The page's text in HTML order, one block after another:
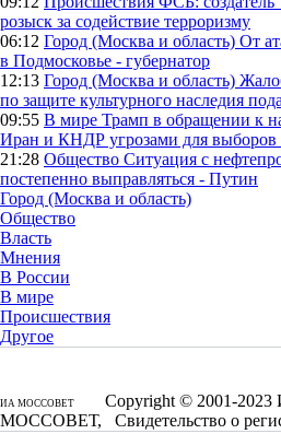
розыск за содействие терроризму
06:12 Город (Москва и область) От
в Подмосковье - губернатор
12:13 Город (Москва и область)
по защите культурного наследия
09:55 В мире Трамп в обращении к
Иран и КНДР угрозами для
21:28 Общество Ситуация с
постепенно выправляться - Путин
Город (Москва и область)
Общество
Власть
Мнения
В России
В мире
Происшествия
Другое
ИА МОССОВЕТ
Copyright © 2001-2023
МОССОВЕТ, Свидетельство о